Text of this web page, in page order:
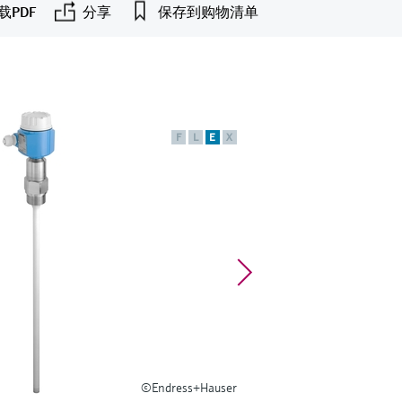
PDF 分享 保存到购物清单
F L E X
©Endress+Hauser